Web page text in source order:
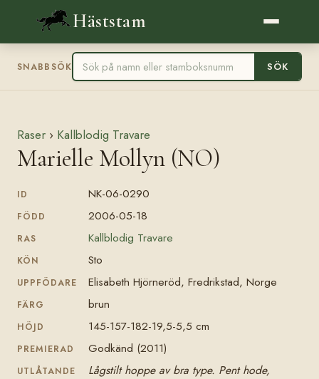
Häststam
SNABBSÖK SÖK
Raser › Kallblodig Travare
Marielle Mollyn (NO)
ID NK-06-0290
FÖDD 2006-05-18
RAS Kallblodig Travare
KÖN Sto
UPPFÖDARE Elisabeth Hjörneröd, Fredrikstad, Norge
FÄRG brun
HÖJD 145-157-182-19,5-5,5 cm
PREMIERAD Godkänd (2011)
UTLÅTANDE
Lågstilt hoppe av bra type. Pent hode,